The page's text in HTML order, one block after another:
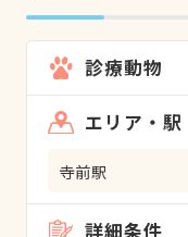
診療動物
エリア・駅
寺前駅
詳細条件